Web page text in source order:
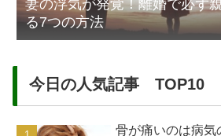
妻の浮気が発覚！離婚で必ず
る7つの方法
今日の人気記事 TOP10
骨が痛いのは病気